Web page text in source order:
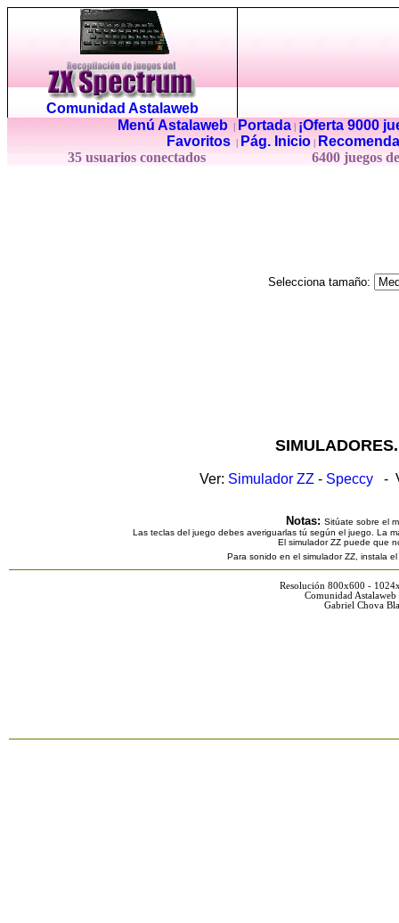
Comunidad Astalaweb
Menú Astalaweb| Portada|
¡Oferta 9000
Favoritos
Pág. Inicio
35 usuarios conectados
6400 juegos
Selecciona tamaño:
Ver: Simulador ZZ - Speccy -
Notas: Sitúate sobre el
Las teclas del juego debes averiguarlas tú según el juego. La
El simulador ZZ puede que
Para sonido en el simulador ZZ, instala
Resolución 800x600 -
Comunidad
Gabriel Chova